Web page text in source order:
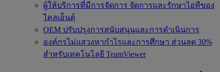
ผู้ให้บริการที่มีการจัดการ จัดการและรักษาไอทีของ
ไคลเอ็นต์
OEM ปรับปรุงการสนับสนุนและการดำเนินการ
องค์กรไม่แสวงหากำไรและการศึกษา ส่วนลด 30%
สำหรับเทคโนโลยี TeamViewer